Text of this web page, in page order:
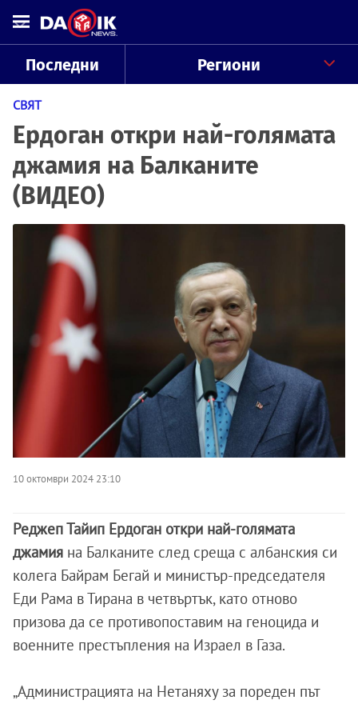
Последни Региони
СВЯТ
Ердоган откри най-голямата
джамия на Балканите
(ВИДЕО)
10 октомври 2024 23:10
Реджеп Тайип Ердоган откри най-голямата
джамия на Балканите след среща с албанския си
колега Байрам Бегай и министър-председателя
Еди Рама в Тирана в четвъртък, като отново
призова да се противопоставим на геноцида и
военните престъпления на Израел в Газа.
„Администрацията на Нетаняху за пореден път